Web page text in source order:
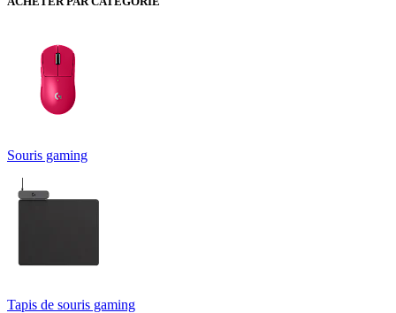
Souris gaming
Tapis de souris gaming